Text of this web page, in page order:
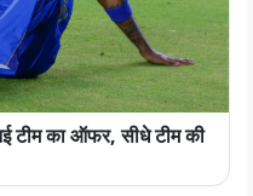
टीम का ऑफर, सीधे टीम की